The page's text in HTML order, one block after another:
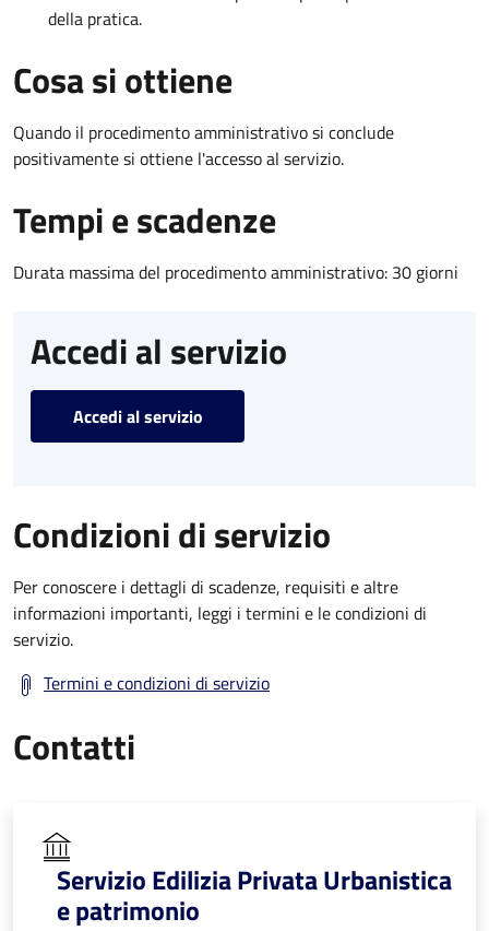
della pratica.
Cosa si ottiene
Quando il procedimento amministrativo si conclude
positivamente si ottiene l'accesso al servizio.
Tempi e scadenze
Durata massima del procedimento amministrativo: 30 giorni
Accedi al servizio
Accedi al servizio
Condizioni di servizio
Per conoscere i dettagli di scadenze, requisiti e altre
informazioni importanti, leggi i termini e le condizioni di
servizio.
Termini e condizioni di servizio
Contatti
Servizio Edilizia Privata Urbanistica
e patrimonio